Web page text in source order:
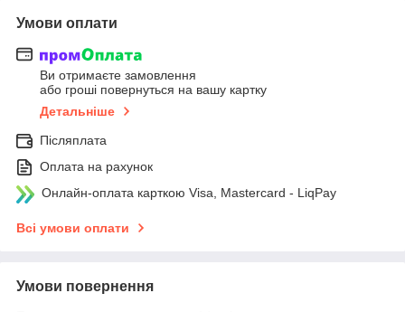
Умови оплати
Ви отримаєте замовлення
або гроші повернуться на вашу картку
Детальніше
Післяплата
Оплата на рахунок
Онлайн-оплата карткою Visa, Mastercard - LiqPay
Всі умови оплати
Умови повернення